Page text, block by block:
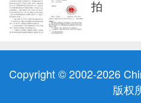
拍
Copyright © 2002-2026
版权